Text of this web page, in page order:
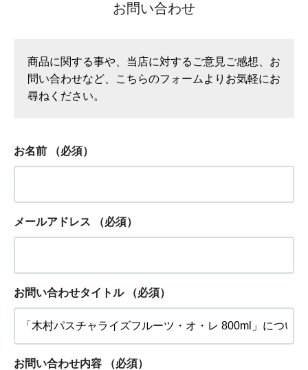
お問い合わせ
商品に関する事や、当店に対するご意見ご感想、お
問い合わせなど、こちらのフォームよりお気軽にお
尋ねください。
お名前 （必須）
メールアドレス （必須）
お問い合わせタイトル （必須）
お問い合わせ内容 （必須）